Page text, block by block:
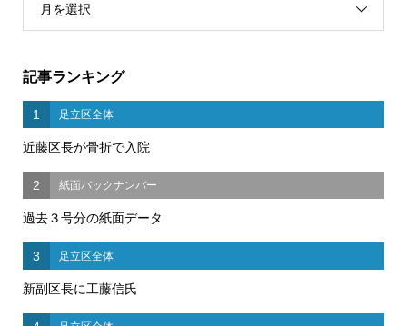
月を選択
記事ランキング
1 足立区全体
近藤区長が骨折で入院
2 紙面バックナンバー
過去３号分の紙面データ
3 足立区全体
新副区長に工藤信氏